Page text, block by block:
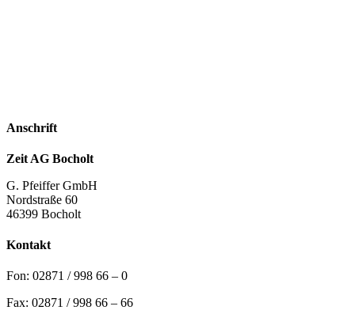
Anschrift
Zeit AG Bocholt
G. Pfeiffer GmbH
Nordstraße 60
46399 Bocholt
Kontakt
Fon: 02871 / 998 66 – 0
Fax: 02871 / 998 66 – 66